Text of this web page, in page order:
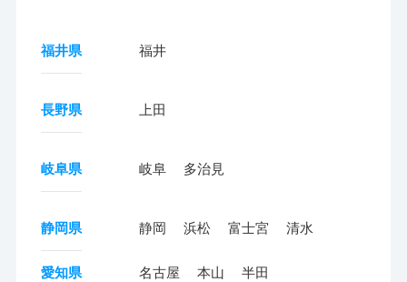
福井県 福井
長野県 上田
岐阜県 岐阜 多治見
静岡県 静岡 浜松 富士宮 清水
愛知県 名古屋 本山 半田